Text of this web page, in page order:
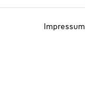
Impressum